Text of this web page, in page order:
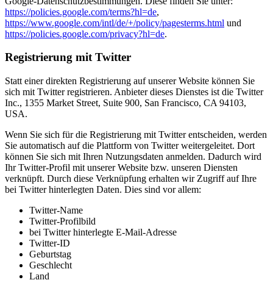
https://policies.google.com/terms?hl=de,
https://www.google.com/intl/de/+/policy/pagesterms.html und
https://policies.google.com/privacy?hl=de.
Registrierung mit Twitter
Statt einer direkten Registrierung auf unserer Website können Sie
sich mit Twitter registrieren. Anbieter dieses Dienstes ist die Twitter
Inc., 1355 Market Street, Suite 900, San Francisco, CA 94103,
USA.
Wenn Sie sich für die Registrierung mit Twitter entscheiden, werden
Sie automatisch auf die Plattform von Twitter weitergeleitet. Dort
können Sie sich mit Ihren Nutzungsdaten anmelden. Dadurch wird
Ihr Twitter-Profil mit unserer Website bzw. unseren Diensten
verknüpft. Durch diese Verknüpfung erhalten wir Zugriff auf Ihre
bei Twitter hinterlegten Daten. Dies sind vor allem:
Twitter-Name
Twitter-Profilbild
bei Twitter hinterlegte E-Mail-Adresse
Twitter-ID
Geburtstag
Geschlecht
Land